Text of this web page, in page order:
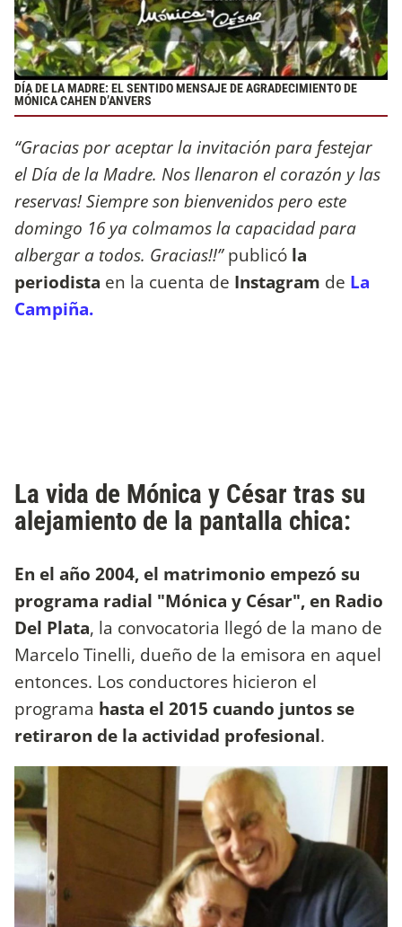
DÍA DE LA MADRE: EL SENTIDO MENSAJE DE AGRADECIMIENTO DE
MÓNICA CAHEN D’ANVERS
“Gracias por aceptar la invitación para festejar
el Día de la Madre. Nos llenaron el corazón y las
reservas! Siempre son bienvenidos pero este
domingo 16 ya colmamos la capacidad para
albergar a todos. Gracias!!”publicó la
periodista en la cuenta de Instagram de La
Campiña.
La vida de Mónica y César tras su
alejamiento de la pantalla chica:
En el año 2004, el matrimonio empezó su
programa radial "Mónica y César", en Radio
Del Plata, la convocatoria llegó de la mano de
Marcelo Tinelli, dueño de la emisora en aquel
entonces. Los conductores hicieron el
programa hasta el 2015 cuando juntos se
retiraron de la actividad profesional.